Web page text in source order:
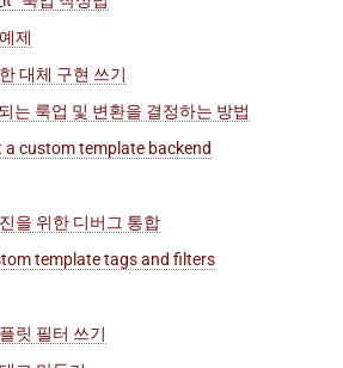
제
대체 구현 쓰기
는 룩업 및 변환을 결정하는 방법
a custom template backend
을 위한 디버그 통합
template tags and filters
릿 필터 쓰기